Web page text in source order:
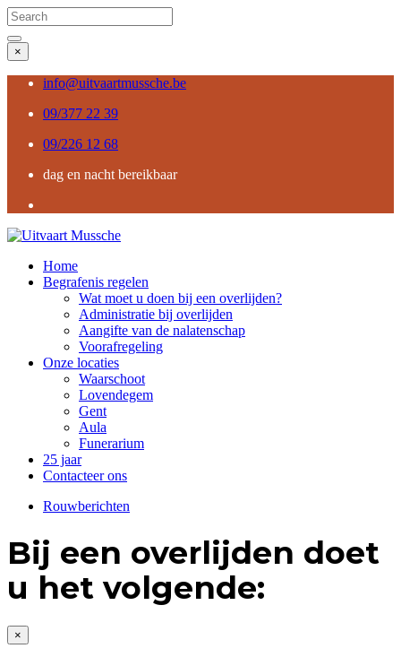
Search
for:
Search
×
info@uitvaartmussche.be
09/377 22 39
09/226 12 68
dag en nacht bereikbaar
Home
Begrafenis regelen
Wat moet u doen bij een overlijden?
Administratie bij overlijden
Aangifte van de nalatenschap
Voorafregeling
Onze locaties
Waarschoot
Lovendegem
Gent
Aula
Funerarium
25 jaar
Contacteer ons
Rouwberichten
Bij een overlijden doet
u het volgende:
×